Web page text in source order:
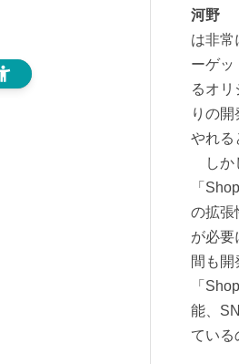
河野「
は非常
ーゲッ
るオ
りの
やれる
しか
「
の拡張
が必要
間も開
「
能、
ている